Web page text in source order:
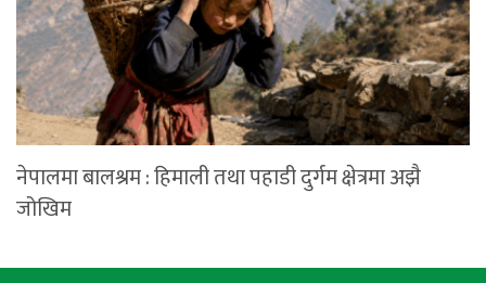
नेपालमा बालश्रम : हिमाली तथा पहाडी दुर्गम क्षेत्रमा अझै
जोखिम